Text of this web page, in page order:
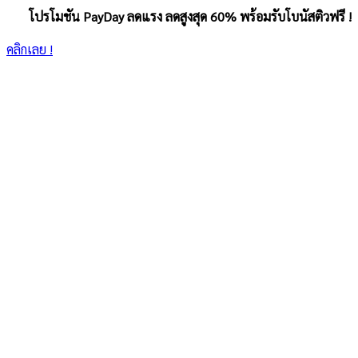
โปรโมชัน PayDay ลดแรง ลดสูงสุด 60% พร้อมรับโบนัสติวฟรี !
คลิกเลย !